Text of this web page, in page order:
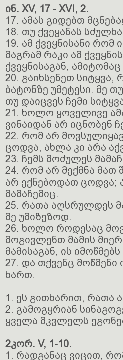
ინ. XV, 17 - XVI, 2.
17. ამას გიდებთ
18. თუ ქვეყანას
19. ამ ქვეყნისანი რომ
მაგრამ რაკი ამ
ქვეყნისაგან,
20. გაიხსენეთ
ბატონზე უმეტესი. მე
თუ დაიცვეს ჩემი
21. ხოლო ყოველივე
ვინაიდან არ იცნობენ
22. რომ არ
ცოდვა, ახლა კი არა
23. ჩემს მოძულეს
24. რომ არ მექმნა მათ
არ ექნებოდათ ცოდვა;
მამაჩემიც.
25. რათა აღსრულდეს
მე უმიზეზოდ.
26. ხოლო როდესაც
მოგივლენთ მამის
მამისაგან, ის
27. და თქვენც მოწმენი
ხართ.
1. ეს გითხარით, რათა
2. გამოგყრიან
ყველა მკვლელს
2კორ. V, 1-10.
1. რადგანაც ვიცით,